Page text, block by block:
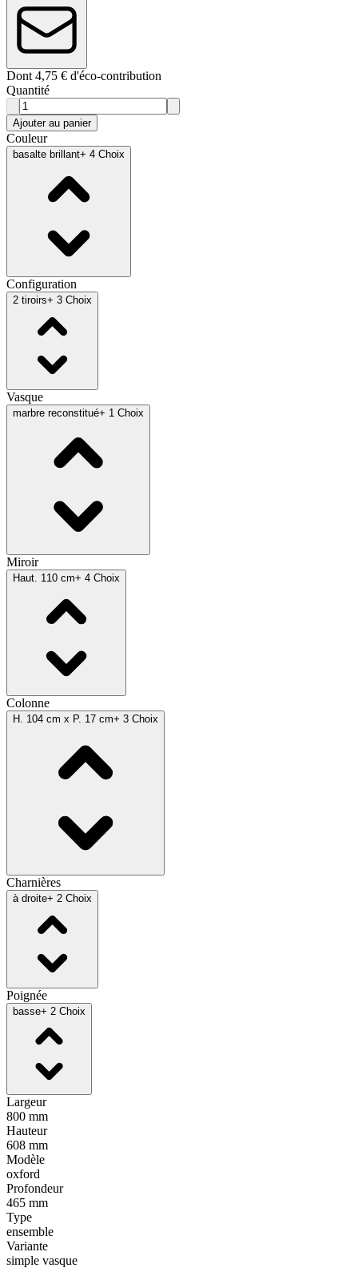
Dont 4,75 € d'éco-contribution
Quantité
Ajouter au panier
Couleur
basalte brillant+ 4 Choix
Configuration
2 tiroirs+ 3 Choix
Vasque
marbre reconstitué+ 1 Choix
Miroir
Haut. 110 cm+ 4 Choix
Colonne
H. 104 cm x P. 17 cm+ 3 Choix
Charnières
à droite+ 2 Choix
Poignée
basse+ 2 Choix
Largeur
800 mm
Hauteur
608 mm
Modèle
oxford
Profondeur
465 mm
Type
ensemble
Variante
simple vasque